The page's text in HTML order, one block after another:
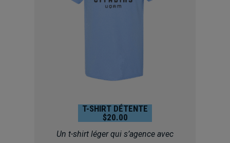
T-SHIRT DÉTENTE
$20.00
Un t-shirt léger qui s’agence avec